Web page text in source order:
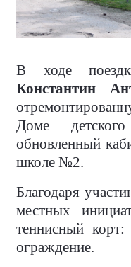
В ходе
Константин
Доме
обновленный
школе №2.
Благодаря
местных
теннисный корт:
ограждение.